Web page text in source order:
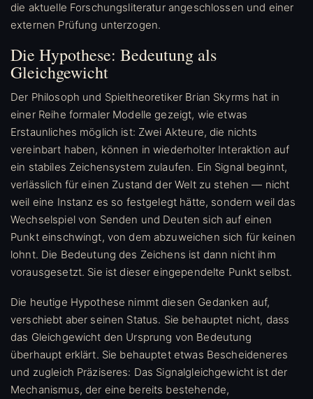
die aktuelle Forschungsliteratur angeschlossen und einer
externen Prüfung unterzogen.
Die Hypothese: Bedeutung als
Gleichgewicht
Der Philosoph und Spieltheoretiker Brian Skyrms hat in
einer Reihe formaler Modelle gezeigt, wie etwas
Erstaunliches möglich ist: Zwei Akteure, die nichts
vereinbart haben, können in wiederholter Interaktion auf
ein stabiles Zeichensystem zulaufen. Ein Signal beginnt,
verlässlich für einen Zustand der Welt zu stehen — nicht
weil eine Instanz es so festgelegt hätte, sondern weil das
Wechselspiel von Senden und Deuten sich auf einen
Punkt einschwingt, von dem abzuweichen sich für keinen
lohnt. Die Bedeutung des Zeichens ist dann nicht ihm
vorausgesetzt. Sie ist dieser eingependelte Punkt selbst.
Die heutige Hypothese nimmt diesen Gedanken auf,
verschiebt aber seinen Status. Sie behauptet nicht, dass
das Gleichgewicht den Ursprung von Bedeutung
überhaupt erklärt. Sie behauptet etwas Bescheideneres
und zugleich Präziseres: Das Signalgleichgewicht ist der
Mechanismus, der eine bereits bestehende,